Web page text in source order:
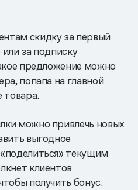
скидку за первый
за подписку
предложение можно
попапа на главной
товара.
можно привлечь новых
выгодное
текущим
клиентов
получить бонус.